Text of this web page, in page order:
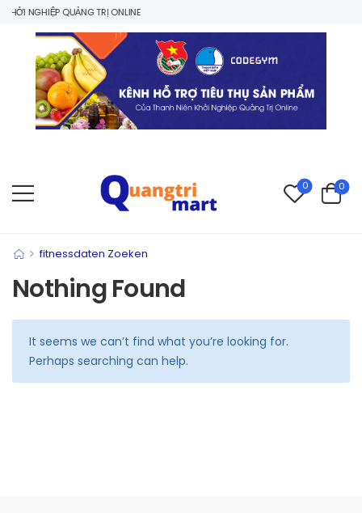
NGHIỆP QUẢNG TRỊ ONLINE
0 0
> fitnessdaten Zoeken
Nothing Found
It seems we can’t find what you’re looking for.
Perhaps searching can help.